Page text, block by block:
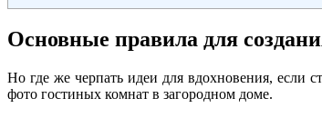
Основные правила для
Но где же черпать идеи для вдохновения, если
фото гостиных комнат в загородном доме.